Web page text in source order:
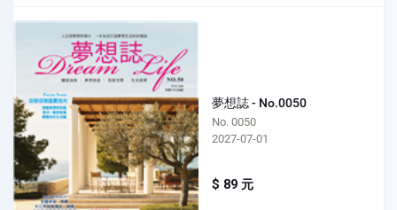
夢想誌 - No.0050
No. 0050
2027-07-01
$ 89 元